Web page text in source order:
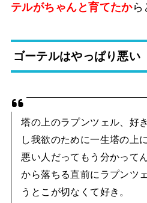
テルがちゃんと育てたから
ゴーテルはやっぱり悪い
塔の上のラプンツェル、好
し我欲のために一生塔の上
悪い人だってもう分かって
から落ちる直前にラプンツ
うとこが切なくて好き。